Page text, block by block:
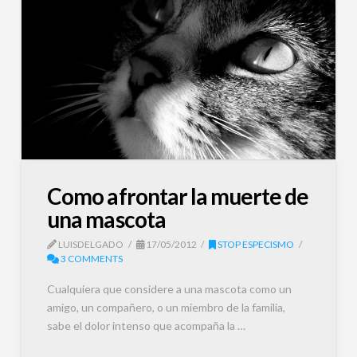
Como afrontar la muerte de
una mascota
LUISDELGADO 17/05/2012
STOP ESPECISMO
3 COMMENTS
Cualquiera que considere a una mascota como un
amigo, un compañero, o un miembro de la familia,
sabe el dolor intenso que acompaña la …